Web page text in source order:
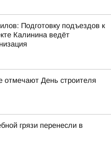
Подготовку подъездов к
Калинина ведёт
отмечают День строителя
грязи перенесли в